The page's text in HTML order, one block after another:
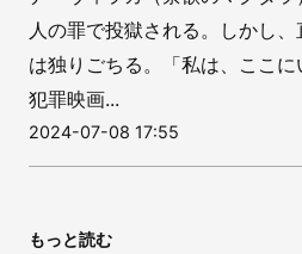
人の罪で投獄される。しかし
は独りごちる。「私は、ここに
犯罪映画...
2024-07-08 17:55
もっと読む